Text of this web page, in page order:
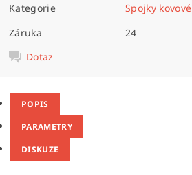
Kategorie
Spojky kovové
Záruka
24
Dotaz
POPIS
PARAMETRY
DISKUZE